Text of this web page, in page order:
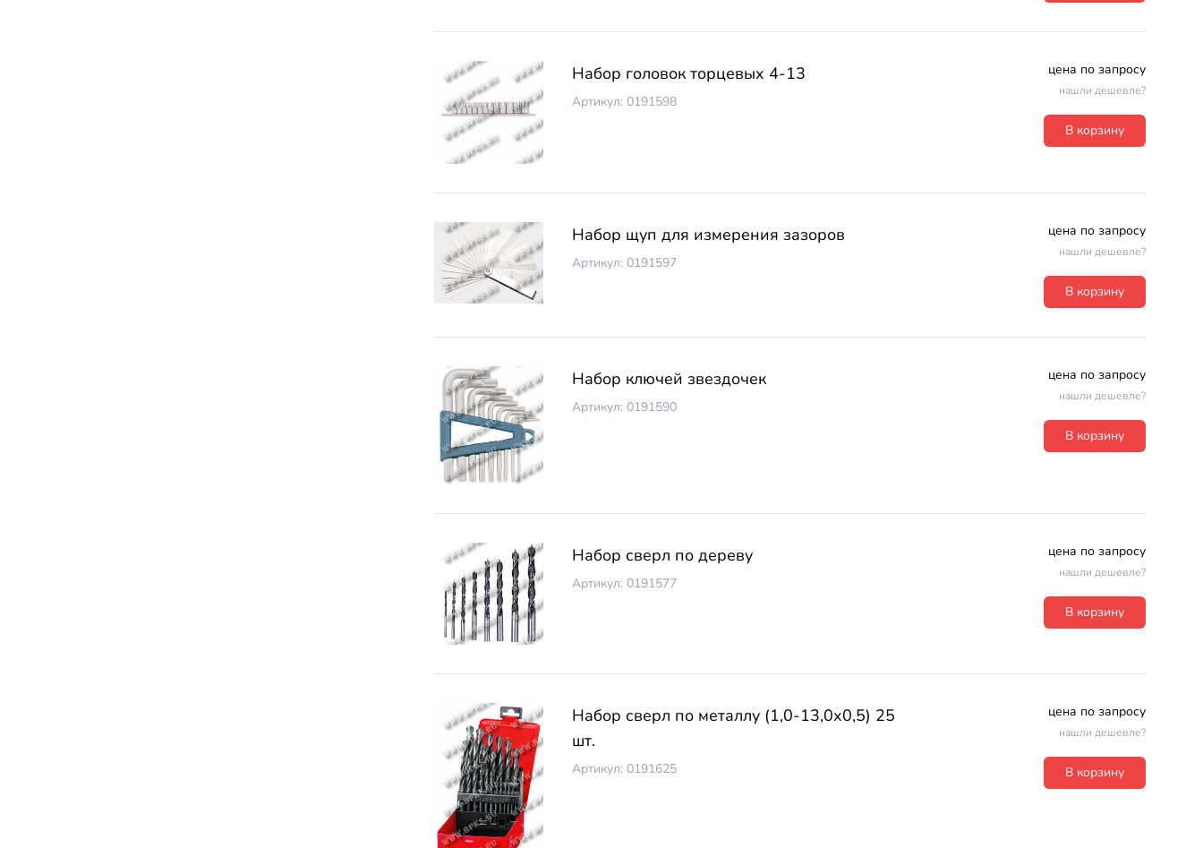
Набор головок торцевых 4-13
Артикул: 0191598
цена по запросу
нашли дешевле?
В корзину
Набор щуп для измерения зазоров
Артикул: 0191597
цена по запросу
нашли дешевле?
В корзину
Набор ключей звездочек
Артикул: 0191590
цена по запросу
нашли дешевле?
В корзину
Набор сверл по дереву
Артикул: 0191577
цена по запросу
нашли дешевле?
В корзину
Набор сверл по металлу (1,0-13,0х0,5) 25
шт.
Артикул: 0191625
цена по запросу
нашли дешевле?
В корзину